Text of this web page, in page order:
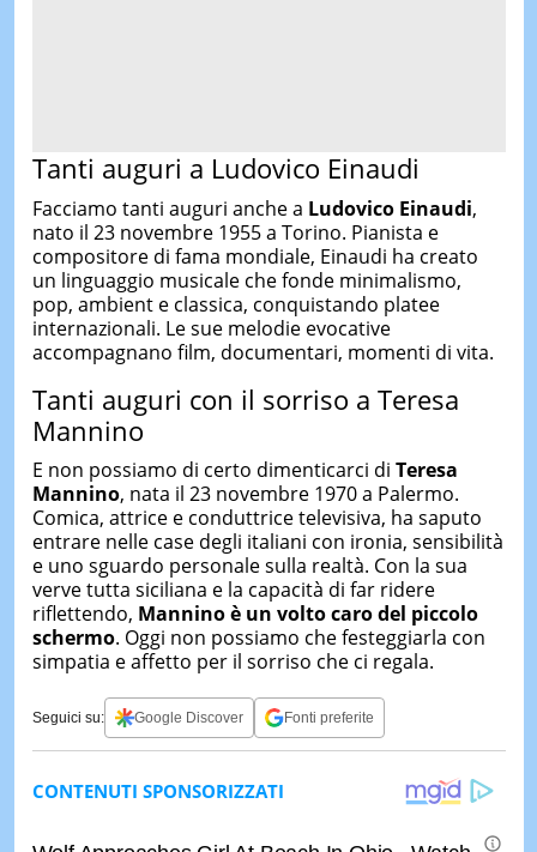
Tanti auguri a Ludovico Einaudi
Facciamo tanti auguri anche a Ludovico Einaudi,
nato il 23 novembre 1955 a Torino. Pianista e
compositore di fama mondiale, Einaudi ha creato
un linguaggio musicale che fonde minimalismo,
pop, ambient e classica, conquistando platee
internazionali. Le sue melodie evocative
accompagnano film, documentari, momenti di vita.
Tanti auguri con il sorriso a Teresa
Mannino
E non possiamo di certo dimenticarci di Teresa
Mannino, nata il 23 novembre 1970 a Palermo.
Comica, attrice e conduttrice televisiva, ha saputo
entrare nelle case degli italiani con ironia, sensibilità
e uno sguardo personale sulla realtà. Con la sua
verve tutta siciliana e la capacità di far ridere
riflettendo, Mannino è un volto caro del piccolo
schermo. Oggi non possiamo che festeggiarla con
simpatia e affetto per il sorriso che ci regala.
Seguici su: Google Discover Fonti preferite